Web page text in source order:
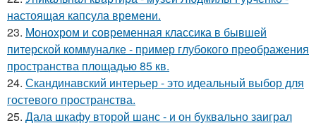
настоящая капсула времени.
23. Монохром и современная классика в бывшей
питерской коммуналке - пример глубокого преображения
пространства площадью 85 кв.
24. Скандинавский интерьер - это идеальный выбор для
гостевого пространства.
25. Дала шкафу второй шанс - и он буквально заиграл